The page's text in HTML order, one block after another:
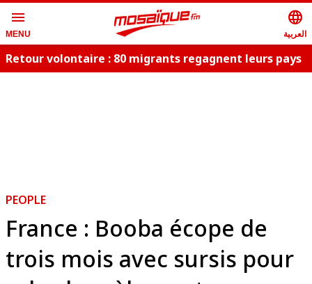
menu
MENU
language
العربية
Retour volontaire : 80 migrants regagnent leurs pays
PEOPLE
France : Booba écope de
trois mois avec sursis pour